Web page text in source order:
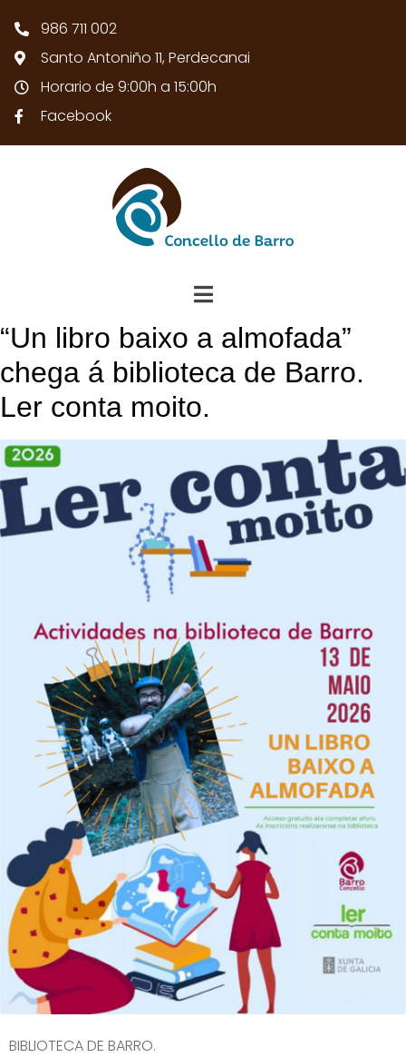
986 711 002
Santo Antoniño 11, Perdecanai
Horario de 9:00h a 15:00h
Facebook
“Un libro baixo a almofada”
chega á biblioteca de Barro.
Ler conta moito.
BIBLIOTECA DE BARRO.